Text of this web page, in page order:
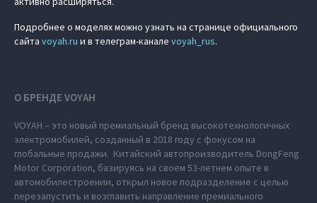
Подробнее о моделях можно узнать на странице официального
сайта voyah.ru и в телеграм-канале voyah_rus.
О БРЕНДЕ VOYAH
VOYAH – это новый премиальный бренд высокотехнологичных
электромобилей, созданный в 2018 году с фокусом на
глобальные продажи. Китайский автопроизводитель DongFeng
Motor Corporation, базируясь на своем 53-летнем опыте в
автомобилестроении, открыл новое подразделение с целью
перезапустить и возглавить направление премиального